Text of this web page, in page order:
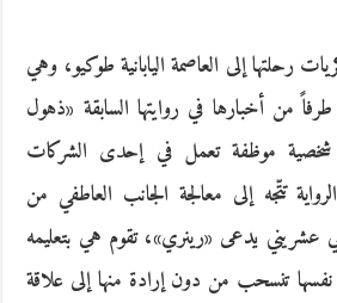
رحلتها إلى العاصمة اليابانية طوكيو، وهي
من أخبارها في روايتها السابقة «ذهول
شخصية موظفة تعمل في إحدى الشركات
تتّجه إلى معالجة الجانب العاطفي من
عشريني يدعى «رينري»، تقوم هي بتعليمه
نفسها تنسحب من دون إرادة منها إلى علاقة